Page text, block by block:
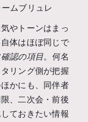
ムブリュレ
やトーンはまっ
体はほぼ同じで
認の項目。何名
リング側が把握
かにも、同伴者
、二次会・前後
ておきたい情報